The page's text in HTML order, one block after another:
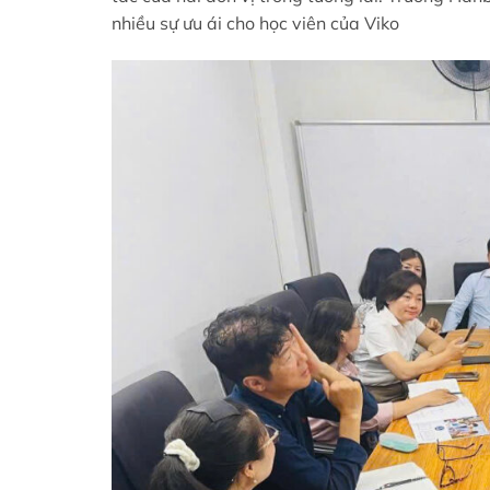
nhiều sự ưu ái cho học viên của Viko